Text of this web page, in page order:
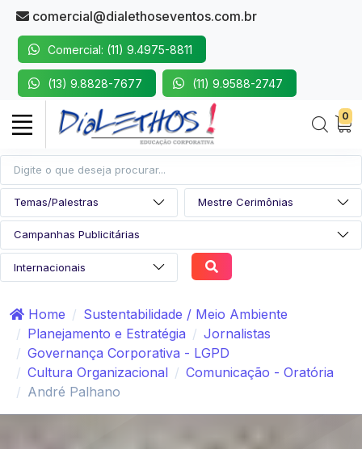
comercial@dialethoseventos.com.br
Comercial: (11) 9.4975-8811
(13) 9.8828-7677 (11) 9.9588-2747
0
Home
Sustentabilidade / Meio Ambiente
Planejamento e Estratégia
Jornalistas
Governança Corporativa - LGPD
Cultura Organizacional
Comunicação - Oratória
André Palhano